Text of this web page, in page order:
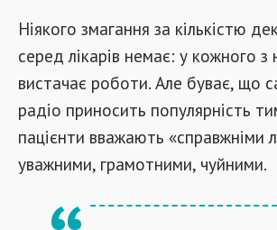
Ніякого змагання за кількістю
серед лікарів немає: у кожного з
вистачає роботи. Але буває, що
радіо приносить популярність
пацієнти вважають «справжніми
уважними, грамотними, чуйними.